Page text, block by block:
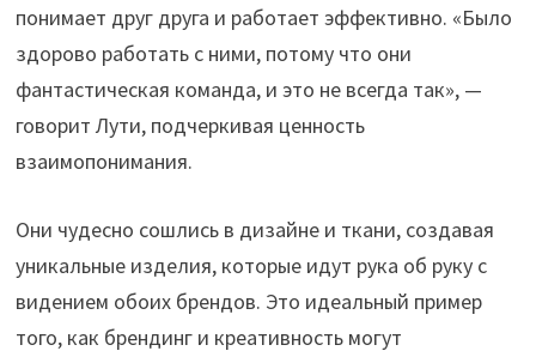
понимает друг друга и работает эффективно. «Было
здорово работать с ними, потому что они
фантастическая команда, и это не всегда так», —
говорит Лути, подчеркивая ценность
взаимопонимания.
Они чудесно сошлись в дизайне и ткани, создавая
уникальные изделия, которые идут рука об руку с
видением обоих брендов. Это идеальный пример
того, как брендинг и креативность могут